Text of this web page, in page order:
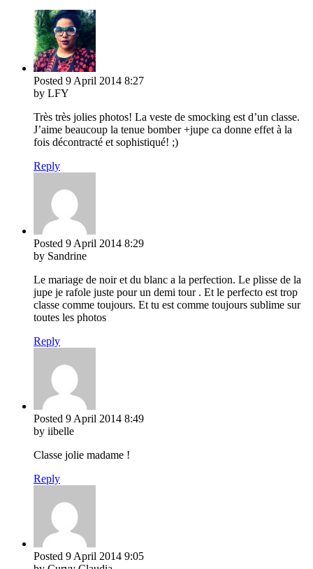
Posted 9 April 2014 8:27
by LFY
Très très jolies photos! La veste de smocking est d’un classe.
J’aime beaucoup la tenue bomber +jupe ca donne effet à la
fois décontracté et sophistiqué! ;)
Reply
Posted 9 April 2014 8:29
by Sandrine
Le mariage de noir et du blanc a la perfection. Le plisse de la
jupe je rafole juste pour un demi tour . Et le perfecto est trop
classe comme toujours. Et tu est comme toujours sublime sur
toutes les photos
Reply
Posted 9 April 2014 8:49
by iibelle
Classe jolie madame !
Reply
Posted 9 April 2014 9:05